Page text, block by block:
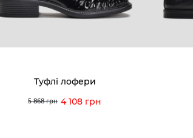
Туфлі лофери
5 868 грн 4 108 грн